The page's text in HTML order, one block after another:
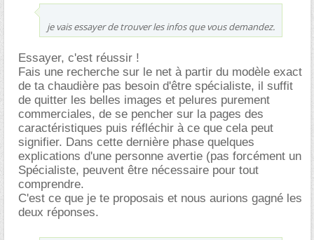
je vais essayer de trouver les infos que vous demandez.
Essayer, c'est réussir !
Fais une recherche sur le net à partir du modèle exact
de ta chaudière pas besoin d'être spécialiste, il suffit
de quitter les belles images et pelures purement
commerciales, de se pencher sur la pages des
caractéristiques puis réfléchir à ce que cela peut
signifier. Dans cette dernière phase quelques
explications d'une personne avertie (pas forcément un
Spécialiste, peuvent être nécessaire pour tout
comprendre.
C'est ce que je te proposais et nous aurions gagné les
deux réponses.